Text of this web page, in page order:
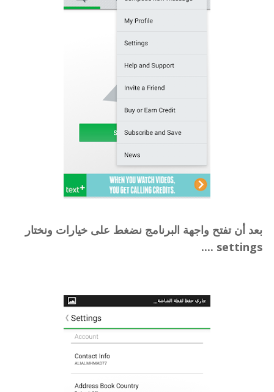
بعد أن تفتح واجهة البرنامج نضغط على خيارات ونختار
settings ....